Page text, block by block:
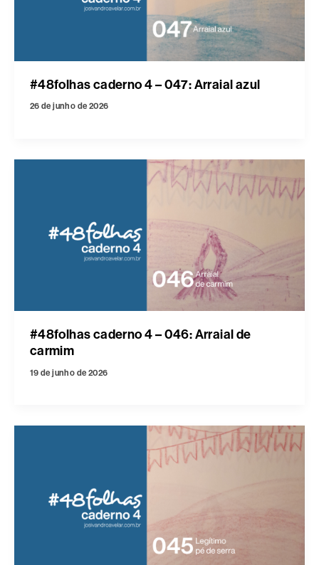
#48folhas caderno 4 – 047: Arraial azul
26 de junho de 2026
#48folhas caderno 4 – 046: Arraial de
carmim
19 de junho de 2026